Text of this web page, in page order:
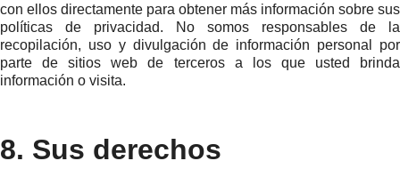
con ellos directamente para obtener más información sobre sus
políticas de privacidad. No somos responsables de la
recopilación, uso y divulgación de información personal por
parte de sitios web de terceros a los que usted brinda
información o visita.
8. Sus derechos